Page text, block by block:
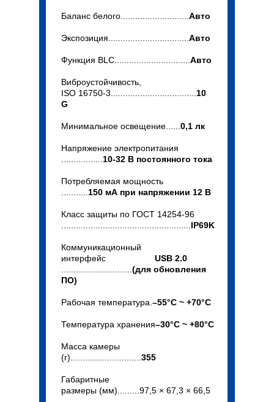
Баланс белого............................ Авто
Экспозиция................................. Авто
Функция BLC............................... Авто
Виброустойчивость,
ISO 16750-3................................... 10
G
Минимальное освещение...... 0,1 лк
Напряжение электропитания
10-32 В постоянного тока
Потребляемая мощность
150 мА при напряжении 12 В
Класс защиты по ГОСТ 14254-96
IP69K
Коммуникационный
интерфейс USB 2.0
(для обновления
ПО)
Рабочая температура. –55°С ~ +70°С
Температура хранения–30°С ~ +80°С
Масса камеры
(г)............................. 355
Габаритные
размеры (мм).........97,5 × 67,3 × 66,5